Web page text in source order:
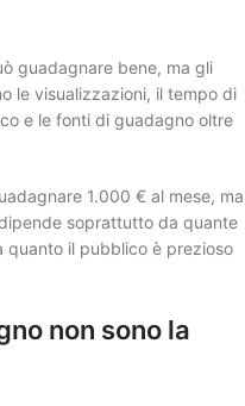
guadagnare bene, ma gli
le visualizzazioni, il tempo di
e le fonti di guadagno oltre
1.000 € al mese, ma
soprattutto da quante
quanto il pubblico è prezioso
non sono la